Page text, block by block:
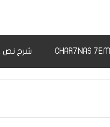
شرح نص CHAR7NAS 8EME